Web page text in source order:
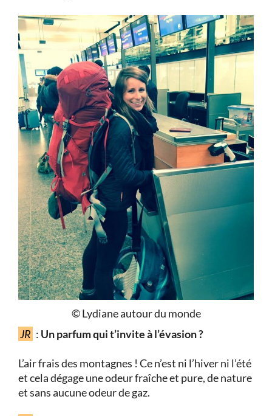
© Lydiane autour du monde
JR : Un parfum qui t’invite à l’évasion ?
L’air frais des montagnes ! Ce n’est ni l’hiver ni l’été
et cela dégage une odeur fraîche et pure, de nature
et sans aucune odeur de gaz.